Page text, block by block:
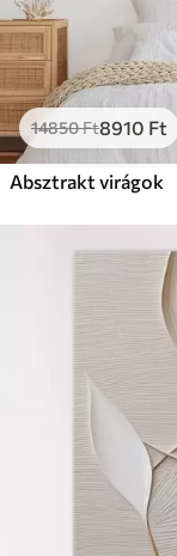
14850Ft8910 Ft
Absztrakt virágok